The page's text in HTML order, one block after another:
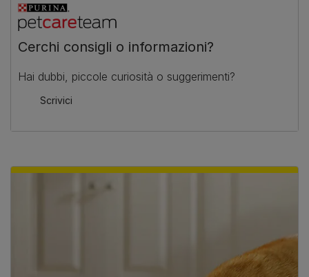
Cerchi consigli o informazioni?
Hai dubbi, piccole curiosità o suggerimenti?
Scrivici